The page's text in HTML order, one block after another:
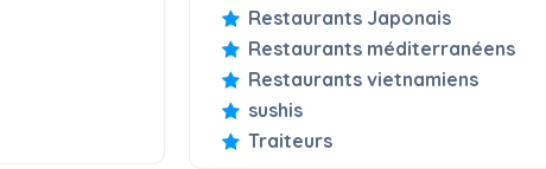
Restaurants Japonais
Restaurants méditerranéens
Restaurants vietnamiens
sushis
Traiteurs